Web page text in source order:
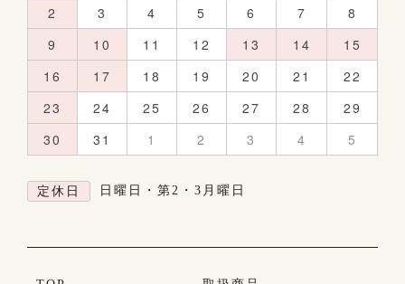
2
3 4 5 6 7
8
9
10 11 12 13 14
15
16
17 18 19 20 21
22
23
24 25 26 27 28
29
30
31 1 2 3 4 5
定休日 日曜日・第2・3月曜日